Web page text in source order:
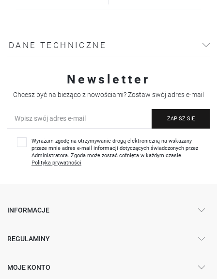
DANE TECHNICZNE
Newsletter
Chcesz być na bieżąco z nowościami? Zostaw swój adres e-mail
ZAPISZ SIĘ
Wyrażam zgodę na otrzymywanie drogą elektroniczną na wskazany
przeze mnie adres e-mail informacji dotyczących świadczonych przez
Administratora. Zgoda może zostać cofnięta w każdym czasie.
Polityka prywatności
INFORMACJE
REGULAMINY
MOJE KONTO